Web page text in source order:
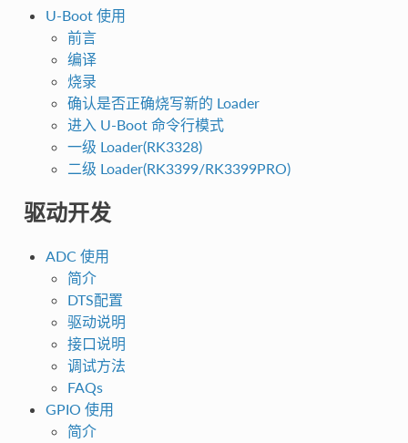
U-Boot 使用
前言
编译
烧录
确认是否正确烧写新的 Loader
进入 U-Boot 命令行模式
一级 Loader(RK3328)
二级 Loader(RK3399/RK3399PRO)
驱动开发
ADC 使用
简介
DTS配置
驱动说明
接口说明
调试方法
FAQs
GPIO 使用
简介